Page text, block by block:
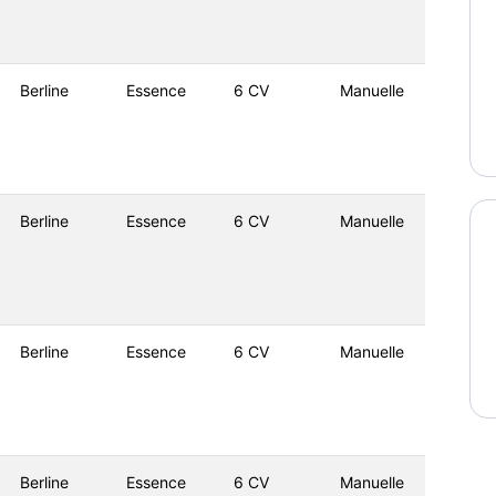
Berline Essence 6 CV Manuelle
Berline Essence 6 CV Manuelle
Berline Essence 6 CV Manuelle
Berline Essence 6 CV Manuelle